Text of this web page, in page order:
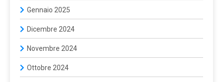
Gennaio 2025
Dicembre 2024
Novembre 2024
Ottobre 2024